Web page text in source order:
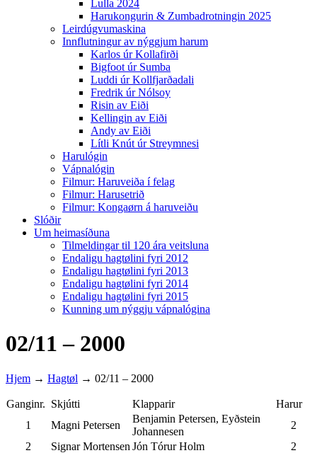
Lulla 2024
Harukongurin & Zumbadrotningin 2025
Leirdúgvumaskina
Innflutningur av nýggjum harum
Karlos úr Kollafirði
Bigfoot úr Sumba
Luddi úr Kollfjarðadali
Fredrik úr Nólsoy
Risin av Eiði
Kellingin av Eiði
Andy av Eiði
Lítli Knút úr Streymnesi
Harulógin
Vápnalógin
Filmur: Haruveiða í felag
Filmur: Harusetrið
Filmur: Kongaørn á haruveiðu
Slóðir
Um heimasíðuna
Tilmeldingar til 120 ára veitsluna
Endaligu hagtølini fyri 2012
Endaligu hagtølini fyri 2013
Endaligu hagtølini fyri 2014
Endaligu hagtølini fyri 2015
Kunning um nýggju vápnalógina
02/11 – 2000
Hjem → Hagtøl → 02/11 – 2000
Ganginr. Skjútti Klapparir
Harur
1
Magni Petersen
Benjamin Petersen, Eyðstein
Johannesen
2
2
Signar Mortensen Jón Tórur Holm
2